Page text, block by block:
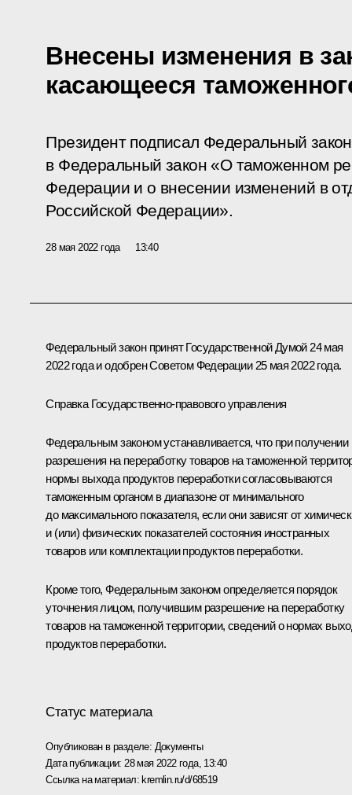
Внесены изменения в
касающееся
Президент подписал Федеральный
в Федеральный закон «О таможенном
Федерации и о внесении изменений в
Российской Федерации».
28 мая 2022 года 13:40
Федеральный закон принят Государственной Думой 24 мая
2022 года и одобрен Советом Федерации 25 мая 2022 года.
Справка Государственно-правового управления
Федеральным законом устанавливается, что при получении
разрешения на переработку товаров на таможенной
нормы выхода продуктов переработки согласовываются
таможенным органом в диапазоне от минимального
до максимального показателя, если они зависят от
и (или) физических показателей состояния иностранных
товаров или комплектации продуктов переработки.
Кроме того, Федеральным законом определяется порядок
уточнения лицом, получившим разрешение на переработку
товаров на таможенной территории, сведений о нормах
продуктов переработки.
Статус материала
Опубликован в разделе: Документы
Дата публикации: 28 мая 2022 года, 13:40
Ссылка на материал: kremlin.ru/d/68519